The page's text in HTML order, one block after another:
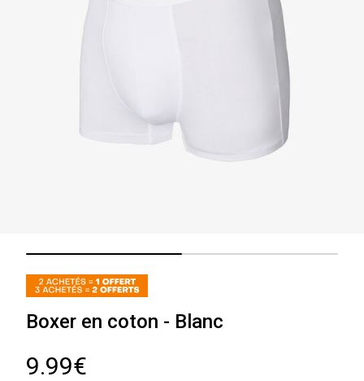
Boxer en coton - Blanc
9.99€